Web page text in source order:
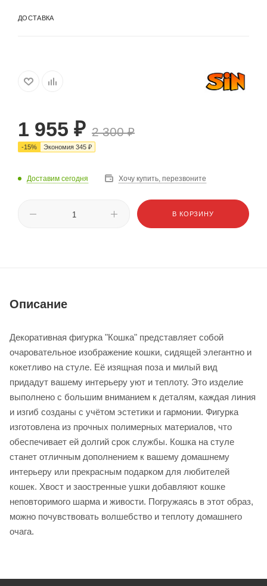
ДОСТАВКА
1 955 ₽ 2 300₽
-15% Экономия 345 ₽
Доставим сегодня Хочу купить, перезвоните
В КОРЗИНУ
Описание
Декоративная фигурка "Кошка" представляет собой
очаровательное изображение кошки, сидящей элегантно и
кокетливо на стуле. Её изящная поза и милый вид
придадут вашему интерьеру уют и теплоту. Это изделие
выполнено с большим вниманием к деталям, каждая линия
и изгиб созданы с учётом эстетики и гармонии. Фигурка
изготовлена из прочных полимерных материалов, что
обеспечивает ей долгий срок службы. Кошка на стуле
станет отличным дополнением к вашему домашнему
интерьеру или прекрасным подарком для любителей
кошек. Хвост и заостренные ушки добавляют кошке
неповторимого шарма и живости. Погружаясь в этот образ,
можно почувствовать волшебство и теплоту домашнего
очага.